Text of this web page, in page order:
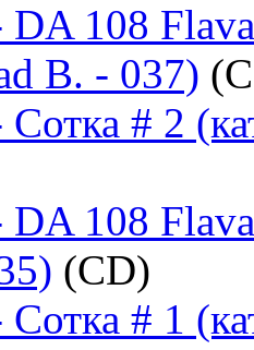
108
B. - 037)
# 2
108
(CD)
# 1